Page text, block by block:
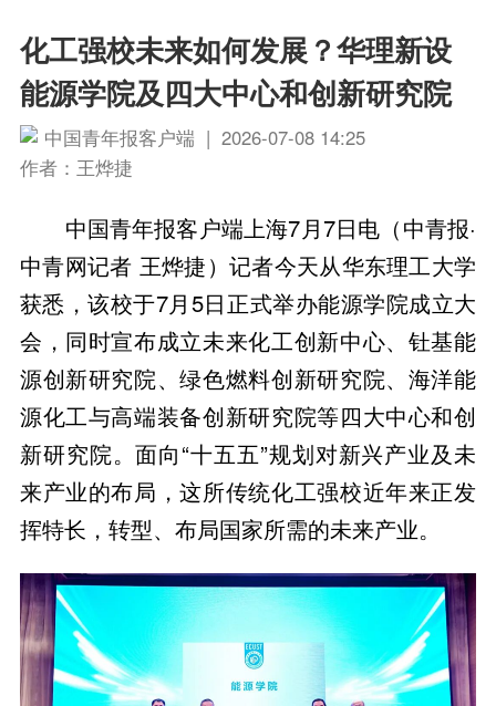
化工强校未来如何发展？华理新设
能源学院及四大中心和创新研究院
中国青年报客户端 | 2026-07-08 14:25
作者：王烨捷
中国青年报客户端上海7月7日电（中青报·
中青网记者 王烨捷）记者今天从华东理工大学
获悉，该校于7月5日正式举办能源学院成立大
会，同时宣布成立未来化工创新中心、钍基能
源创新研究院、绿色燃料创新研究院、海洋能
源化工与高端装备创新研究院等四大中心和创
新研究院。面向“十五五”规划对新兴产业及未
来产业的布局，这所传统化工强校近年来正发
挥特长，转型、布局国家所需的未来产业。